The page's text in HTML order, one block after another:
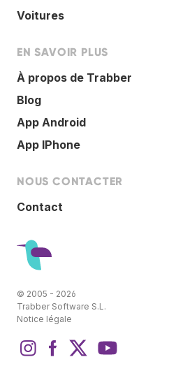
Voitures
EN SAVOIR PLUS
À propos de Trabber
Blog
App Android
App IPhone
NOUS CONTACTER
Contact
© 2005 - 2026
Trabber Software S.L.
Notice légale